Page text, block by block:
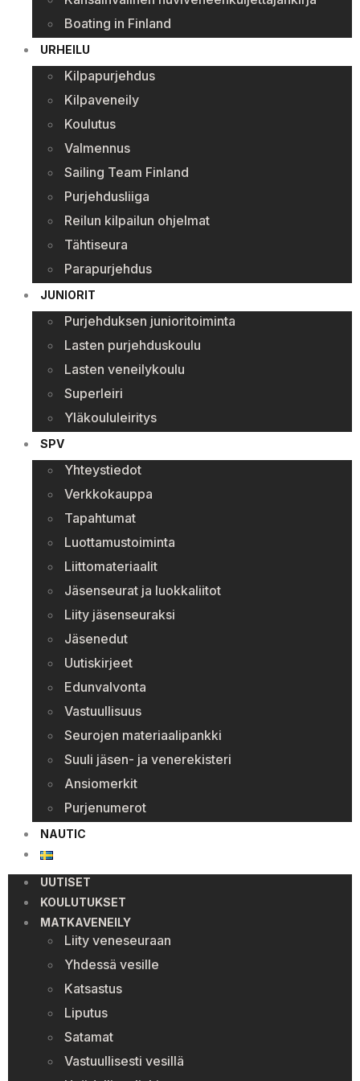
Boating in Finland
URHEILU
Kilpapurjehdus
Kilpaveneily
Koulutus
Valmennus
Sailing Team Finland
Purjehdusliiga
Reilun kilpailun ohjelmat
Tähtiseura
Parapurjehdus
JUNIORIT
Purjehduksen junioritoiminta
Lasten purjehduskoulu
Lasten veneilykoulu
Superleiri
Yläkoululeiritys
SPV
Yhteystiedot
Verkkokauppa
Tapahtumat
Luottamustoiminta
Liittomateriaalit
Jäsenseurat ja luokkaliitot
Liity jäsenseuraksi
Jäsenedut
Uutiskirjeet
Edunvalvonta
Vastuullisuus
Seurojen materiaalipankki
Suuli jäsen- ja venerekisteri
Ansiomerkit
Purjenumerot
NAUTIC
UUTISET
KOULUTUKSET
MATKAVENEILY
Liity veneseuraan
Yhdessä vesille
Katsastus
Liputus
Satamat
Vastuullisesti vesillä